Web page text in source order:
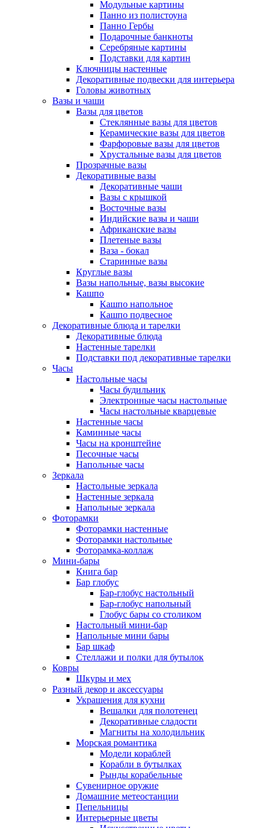
Модульные картины
Панно из полистоуна
Панно Гербы
Подарочные банкноты
Серебряные картины
Подставки для картин
Ключницы настенные
Декоративные подвески для интерьера
Головы животных
Вазы и чаши
Вазы для цветов
Стеклянные вазы для цветов
Керамические вазы для цветов
Фарфоровые вазы для цветов
Хрустальные вазы для цветов
Прозрачные вазы
Декоративные вазы
Декоративные чаши
Вазы с крышкой
Восточные вазы
Индийские вазы и чаши
Африканские вазы
Плетеные вазы
Ваза - бокал
Старинные вазы
Круглые вазы
Вазы напольные, вазы высокие
Кашпо
Кашпо напольное
Кашпо подвесное
Декоративные блюда и тарелки
Декоративные блюда
Настенные тарелки
Подставки под декоративные тарелки
Часы
Настольные часы
Часы будильник
Электронные часы настольные
Часы настольные кварцевые
Настенные часы
Каминные часы
Часы на кронштейне
Песочные часы
Напольные часы
Зеркала
Настольные зеркала
Настенные зеркала
Напольные зеркала
Фоторамки
Фоторамки настенные
Фоторамки настольные
Фоторамка-коллаж
Мини-бары
Книга бар
Бар глобус
Бар-глобус настольный
Бар-глобус напольный
Глобус бары со столиком
Настольный мини-бар
Напольные мини бары
Бар шкаф
Стеллажи и полки для бутылок
Ковры
Шкуры и мех
Разный декор и аксессуары
Украшения для кухни
Вешалки для полотенец
Декоративные сладости
Магниты на холодильник
Морская романтика
Модели кораблей
Корабли в бутылках
Рынды корабельные
Сувенирное оружие
Домашние метеостанции
Пепельницы
Интерьерные цветы